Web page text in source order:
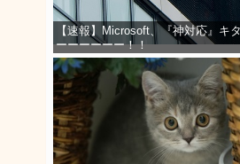
【速報】Microsoft、『神対応』キ
ーーーーーー！！